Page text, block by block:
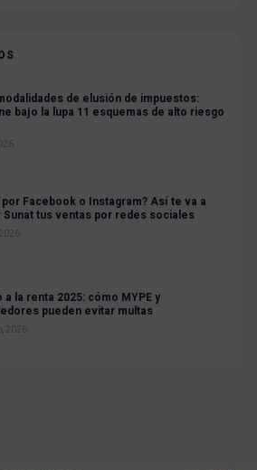
de elusión de impuestos:
bajo la lupa 11 esquemas de alto riesgo
Facebook o Instagram? Así te va a
tus ventas por redes sociales
a la renta 2025: cómo MYPE y
pueden evitar multas
2026